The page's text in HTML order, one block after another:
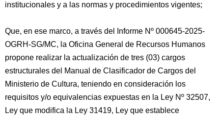
institucionales y a las normas y procedimientos vigentes;
Que, en ese marco, a través del Informe Nº 000645-2025-
OGRH-SG/MC, la Oficina General de Recursos Humanos
propone realizar la actualización de tres (03) cargos
estructurales del Manual de Clasificador de Cargos del
Ministerio de Cultura, teniendo en consideración los
requisitos y/o equivalencias expuestas en la Ley Nº 32507,
Ley que modifica la Ley 31419, Ley que establece